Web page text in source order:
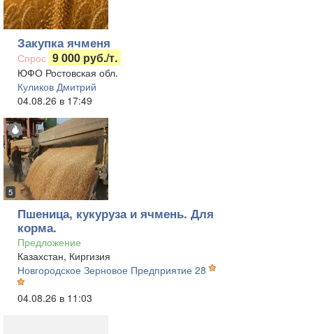
Закупка ячменя
Спрос 9 000 руб./т.
ЮФО Ростовская обл.
Куликов Дмитрий
04.08.26 в 17:49
5
Пшеница, кукуруза и ячмень. Для
корма.
Предложение
Казахстан, Киргизия
Новгородское Зерновое Предприятие 28
04.08.26 в 11:03